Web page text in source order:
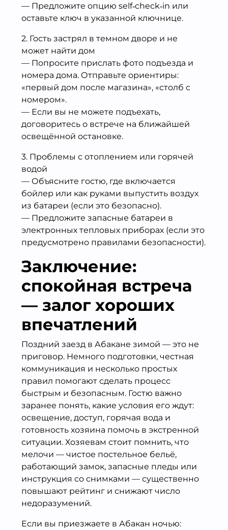
— Предложите опцию self‑check‑in или
оставьте ключ в указанной ключнице.
2. Гость застрял в темном дворе и не
может найти дом
— Попросите прислать фото подъезда и
номера дома. Отправьте ориентиры:
«первый дом после магазина», «столб с
номером».
— Если вы не можете подъехать,
договоритесь о встрече на ближайшей
освещённой остановке.
3. Проблемы с отоплением или горячей
водой
— Объясните гостю, где включается
бойлер или как руками выпустить воздух
из батареи (если это безопасно).
— Предложите запасные батареи в
электронных тепловых приборах (если это
предусмотрено правилами безопасности).
Заключение:
спокойная встреча
— залог хороших
впечатлений
Поздний заезд в Абакане зимой — это не
приговор. Немного подготовки, честная
коммуникация и несколько простых
правил помогают сделать процесс
быстрым и безопасным. Гостю важно
заранее понять, какие условия его ждут:
освещение, доступ, горячая вода и
готовность хозяина помочь в экстренной
ситуации. Хозяевам стоит помнить, что
мелочи — чистое постельное бельё,
работающий замок, запасные пледы или
инструкция со снимками — существенно
повышают рейтинг и снижают число
недоразумений.
Если вы приезжаете в Абакан ночью: